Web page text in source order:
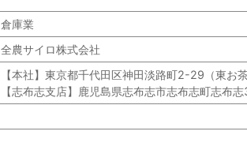
倉庫業
全農サイロ株式会社
【本社】東京都千代田区神田淡路町2-29（東お
【志布志支店】鹿児島県志布志市志布志町志布